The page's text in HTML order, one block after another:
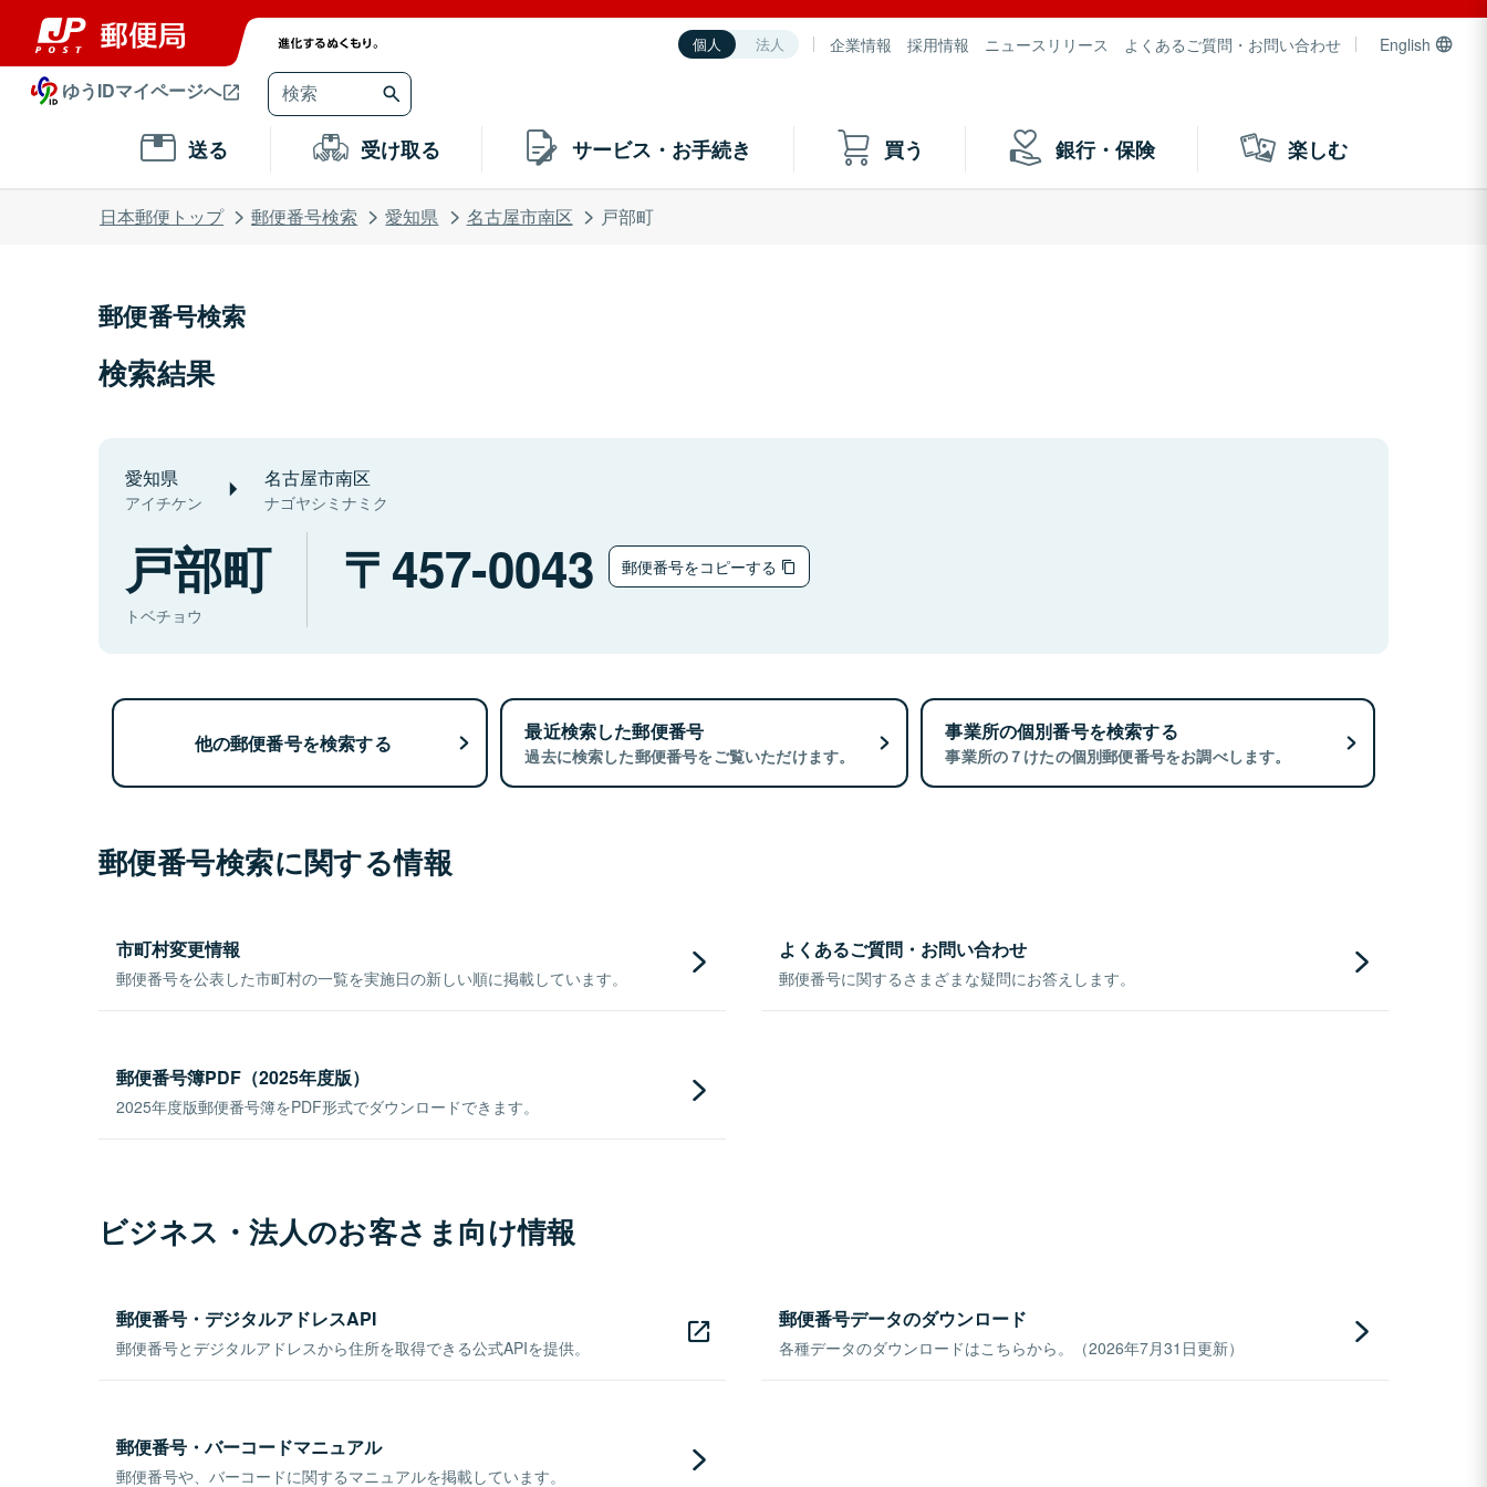
個人 法人 企業情報 採用情報 ニュースリリース よくあるご質問・お問い合わせ English
ゆうIDマイページへ
送る 受け取る サービス・お手続き 買う 銀行・保険 楽しむ
日本郵便トップ 郵便番号検索 愛知県 名古屋市南区 戸部町
郵便番号検索
検索結果
愛知県
アイチケン
名古屋市南区
ナゴヤシミナミク
戸部町
トベチョウ
457-0043 郵便番号をコピーする
他の郵便番号を検索する 最近検索した郵便番号
過去に検索した郵便番号をご覧いただけます。
事業所の個別番号を検索する
事業所の７けたの個別郵便番号をお調べします。
郵便番号検索に関する情報
市町村変更情報
郵便番号を公表した市町村の一覧を実施日の新しい順に掲載しています。
よくあるご質問・お問い合わせ
郵便番号に関するさまざまな疑問にお答えします。
郵便番号簿PDF（2025年度版）
2025年度版郵便番号簿をPDF形式でダウンロードできます。
ビジネス・法人のお客さま向け情報
郵便番号・デジタルアドレスAPI
郵便番号とデジタルアドレスから住所を取得できる公式APIを提供。
郵便番号データのダウンロード
各種データのダウンロードはこちらから。（2026年7月31日更新）
郵便番号・バーコードマニュアル
郵便番号や、バーコードに関するマニュアルを掲載しています。